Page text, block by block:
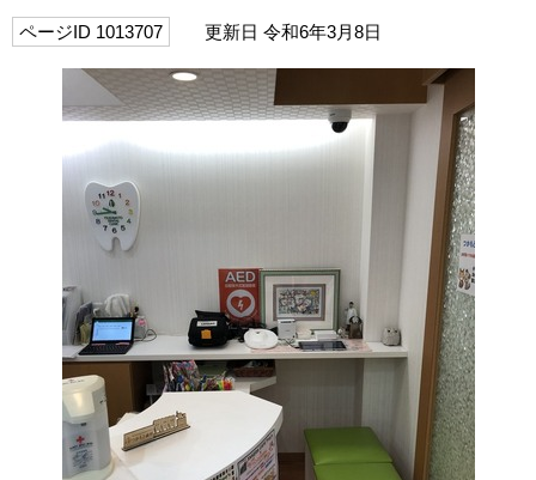
ページID 1013707 更新日 令和6年3月8日